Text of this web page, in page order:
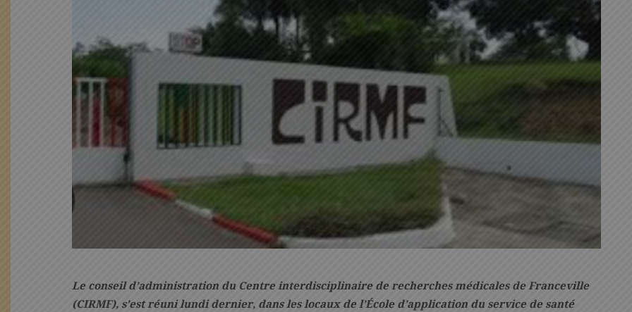
Le conseil d’administration du Centre interdisciplinaire de recherches médicales de Franceville
(CIRMF), s’est réuni lundi dernier, dans les locaux de l’École d’application du service de santé